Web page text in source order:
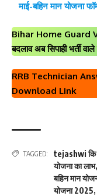
माई-बहिन मान योजना
Bihar Home Guard
बदलाव अब सिपाही भर्ती
RRB Technician
Download Link
TAGGED: tejashwi कि
योजना का लाभ
बहिन मान
योजना 2025,